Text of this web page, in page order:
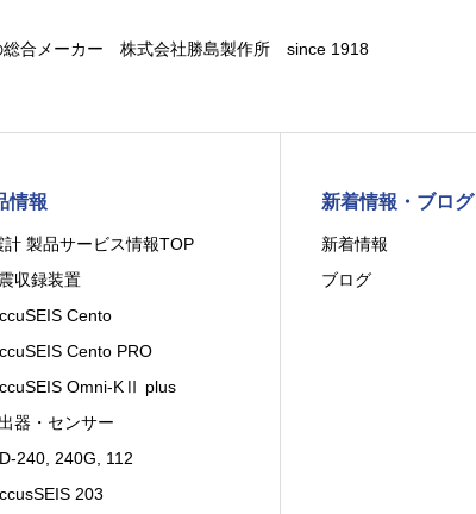
総合メーカー 株式会社勝島製作所 since 1918
情報
計 製品サービス情報TOP
収録装置
Cento
Cento PRO
Omni-KⅡ plus
器・センサー
240, 240G, 112
203
新着情報・ブログ
新着情報
ブログ